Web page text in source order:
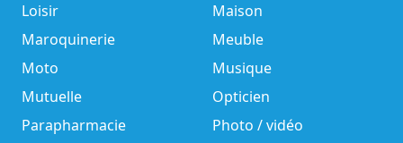
Loisir
Maison
Maroquinerie
Meuble
Moto
Musique
Mutuelle
Opticien
Parapharmacie
Photo / vidéo